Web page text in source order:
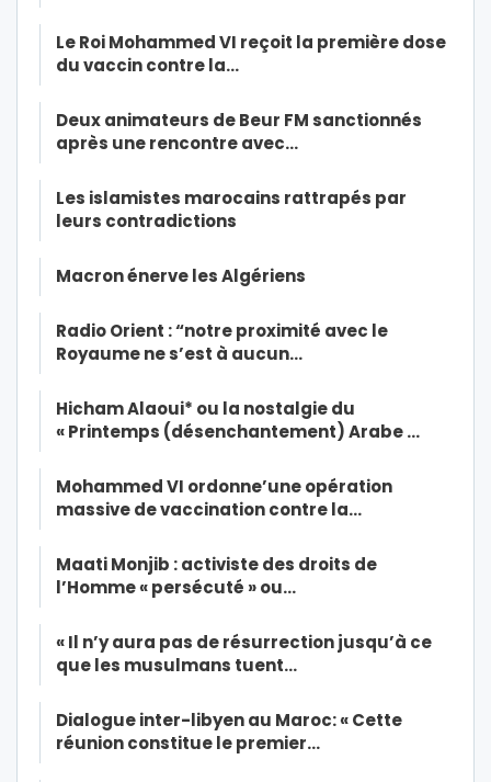
Le Roi Mohammed VI reçoit la première dose
du vaccin contre la…
Deux animateurs de Beur FM sanctionnés
après une rencontre avec…
Les islamistes marocains rattrapés par
leurs contradictions
Macron énerve les Algériens
Radio Orient : “notre proximité avec le
Royaume ne s’est à aucun…
Hicham Alaoui* ou la nostalgie du
« Printemps (désenchantement) Arabe …
Mohammed VI ordonne’une opération
massive de vaccination contre la…
Maati Monjib : activiste des droits de
l’Homme « persécuté » ou…
« Il n’y aura pas de résurrection jusqu’à ce
que les musulmans tuent…
Dialogue inter-libyen au Maroc: « Cette
réunion constitue le premier…